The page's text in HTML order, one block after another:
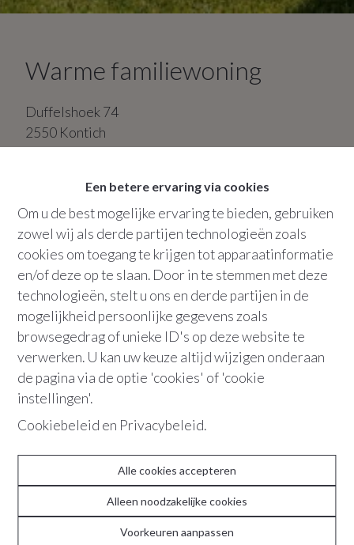
Een betere ervaring via cookies
Om u de best mogelijke ervaring te bieden, gebruiken
zowel wij als derde partijen technologieën zoals
cookies om toegang te krijgen tot apparaatinformatie
en/of deze op te slaan. Door in te stemmen met deze
technologieën, stelt u ons en derde partijen in de
mogelijkheid persoonlijke gegevens zoals
browsegedrag of unieke ID's op deze website te
verwerken. U kan uw keuze altijd wijzigen onderaan
de pagina via de optie 'cookies' of 'cookie
instellingen'.
Cookiebeleid en Privacybeleid.
Alle cookies accepteren
Alleen noodzakelijke cookies
Voorkeuren aanpassen
Warme familiewoning
Duffelshoek 74
2550 Kontich
badkamer
Bew. opp. : 150 m²
Grondopp. :
Garage parking tuin
+32 486 36 21 10
Hedendaagse woning in groene, rustige
setting te Kontich.
In deze rustige, groene woonwijk te Kontich bevindt zich
deze comfy familiewoning. Vroeger een onderdeel van
een landelijke hoeve, vandaag een hedendaagse en
moderne woning met cosy flow en aangename